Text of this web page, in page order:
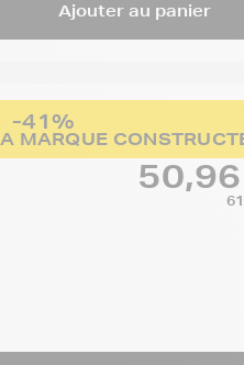
Ajouter au panier
-41%
MARQUE